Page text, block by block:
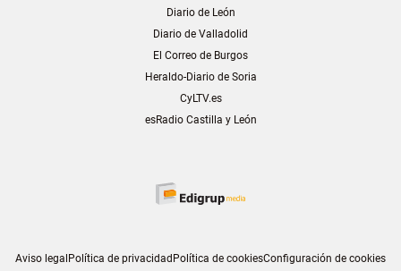
Diario de León
Diario de Valladolid
El Correo de Burgos
Heraldo-Diario de Soria
CyLTV.es
esRadio Castilla y León
Aviso legalPolítica de privacidadPolítica de cookiesConfiguración de cookies